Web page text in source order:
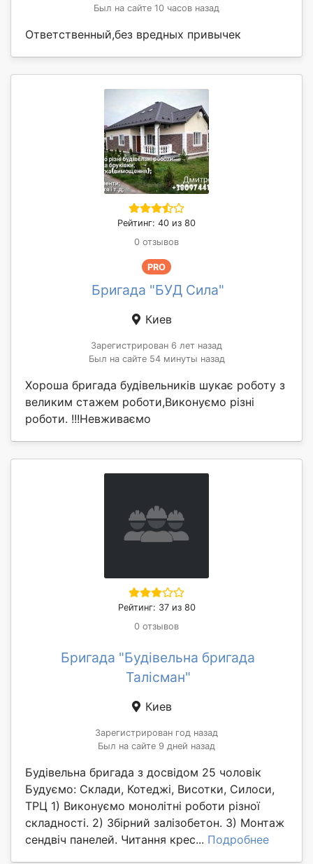
Был на сайте 10 часов назад
Ответственный,без вредных привычек
Рейтинг: 40 из 80
0 отзывов
PRO
Бригада "БУД Сила"
Киев
Зарегистрирован 6 лет назад
Был на сайте 54 минуты назад
Хороша бригада будівельників шукає роботу з
великим стажем роботи,Виконуємо різні
роботи. !!!Невживаємо
Рейтинг: 37 из 80
0 отзывов
Бригада "Будівельна бригада
Талісман"
Киев
Зарегистрирован год назад
Был на сайте 9 дней назад
Будівельна бригада з досвідом 25 чоловік
Будуємо: Склади, Котеджі, Висотки, Силоси,
ТРЦ 1) Виконуємо монолітні роботи різної
складності. 2) Збірний залізобетон. 3) Монтаж
сендвіч панелей. Читання крес... Подробнее